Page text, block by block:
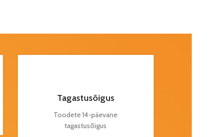
Tagastusõigus
Toodete 14-päevane
tagastusõigus